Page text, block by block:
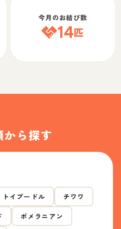
今月のお結び数
14匹
から探す
トイプードル チワワ
ポメラニアン